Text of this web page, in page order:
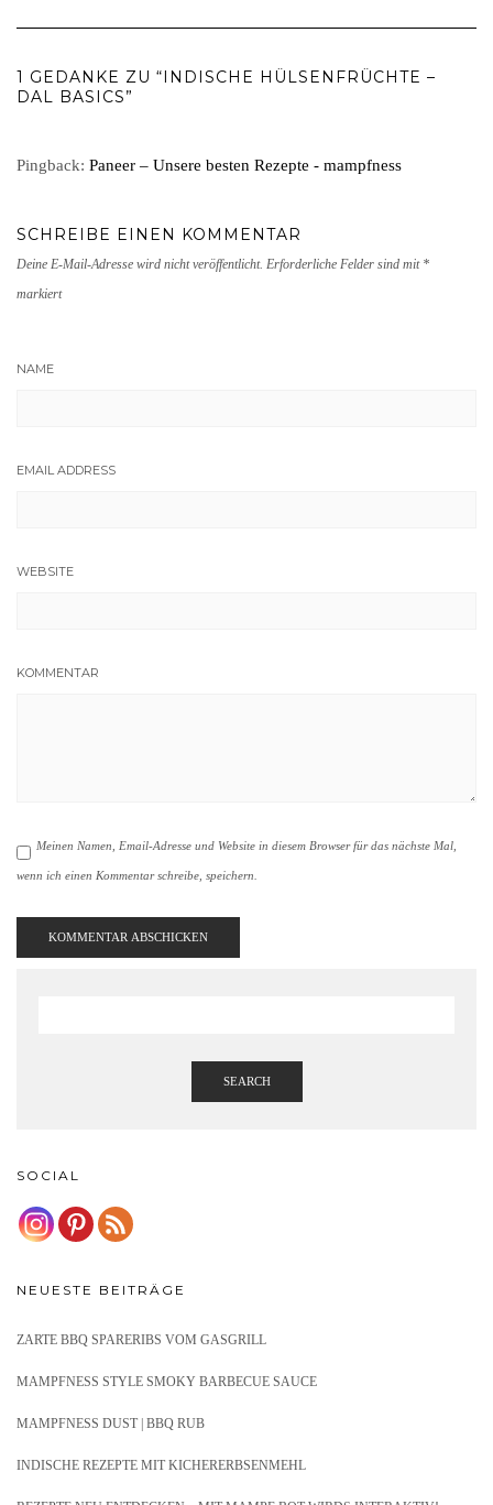
1 GEDANKE ZU “INDISCHE HÜLSENFRÜCHTE –
DAL BASICS”
Pingback: Paneer – Unsere besten Rezepte - mampfness
SCHREIBE EINEN KOMMENTAR
Deine E-Mail-Adresse wird nicht veröffentlicht. Erforderliche Felder sind mit *
markiert
NAME
EMAIL ADDRESS
WEBSITE
KOMMENTAR
Meinen Namen, Email-Adresse und Website in diesem Browser für das nächste Mal,
wenn ich einen Kommentar schreibe, speichern.
SEARCH
SOCIAL
NEUESTE BEITRÄGE
ZARTE BBQ SPARERIBS VOM GASGRILL
MAMPFNESS STYLE SMOKY BARBECUE SAUCE
MAMPFNESS DUST | BBQ RUB
INDISCHE REZEPTE MIT KICHERERBSENMEHL